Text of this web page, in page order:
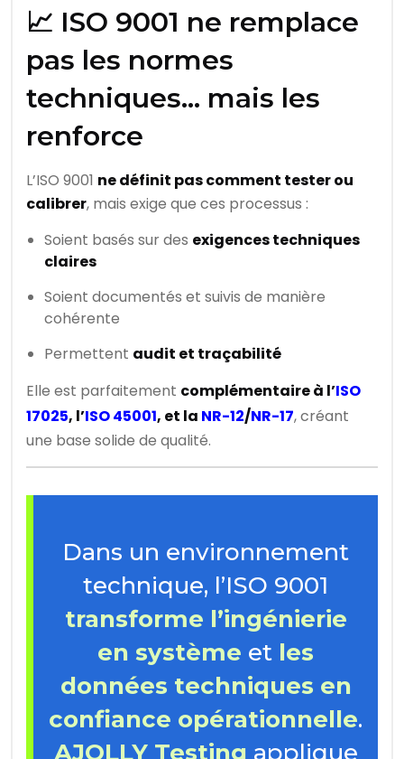
📈 ISO 9001 ne remplace
pas les normes
techniques… mais les
renforce
L’ISO 9001 ne définit pas comment tester ou
calibrer, mais exige que ces processus :
Soient basés sur des exigences techniques
claires
Soient documentés et suivis de manière
cohérente
Permettent audit et traçabilité
Elle est parfaitement complémentaire à l’ISO
17025, l’ISO 45001, et la NR-12/NR-17, créant
une base solide de qualité.
Dans un environnement
technique, l’ISO 9001
transforme l’ingénierie
en système et les
données techniques en
confiance opérationnelle.
AJOLLY Testing applique